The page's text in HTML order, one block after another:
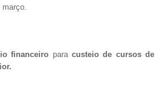
financeiro paracusteio de cursos de